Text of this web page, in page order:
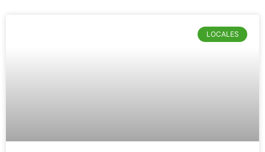
LOCALES